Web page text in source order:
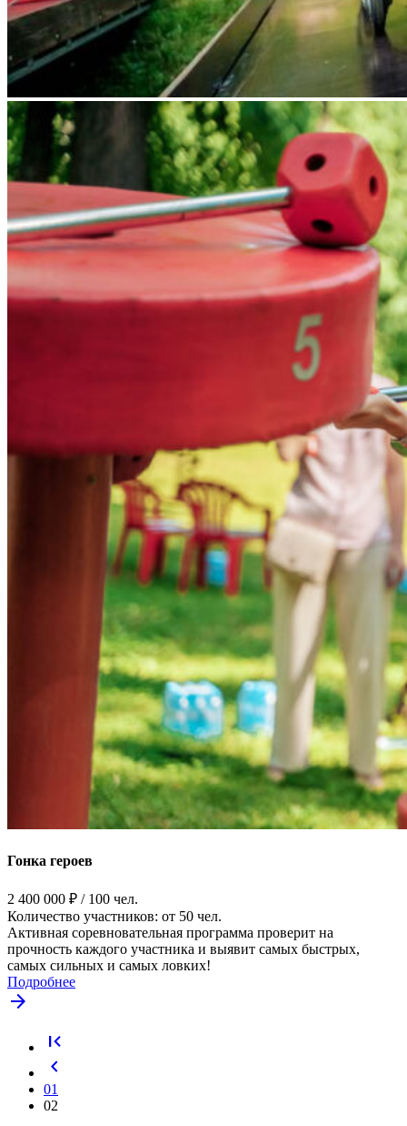
Гонка героев
2 400 000 ₽ / 100 чел.
Количество участников: от 50 чел.
Активная соревновательная программа проверит на
прочность каждого участника и выявит самых быстрых,
самых сильных и самых ловких!
Подробнее
arrow_forward
first_page
keyboard_arrow_left
01
02